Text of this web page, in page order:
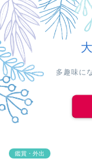
多趣味に
鑑賞・外出